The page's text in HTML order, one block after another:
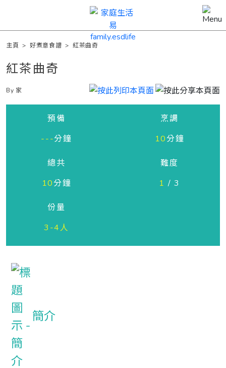
主頁 >好煮意食譜 >紅茶曲奇
紅茶曲奇
By 家
預備
---分鐘
烹調
10分鐘
總共
10分鐘
難度
1 / 3
份量
3-4人
簡介